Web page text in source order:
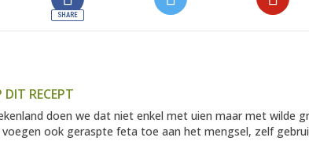
DIT RECEPT
doen we dat niet enkel met uien maar met wilde
ook geraspte feta toe aan het mengsel, zelf